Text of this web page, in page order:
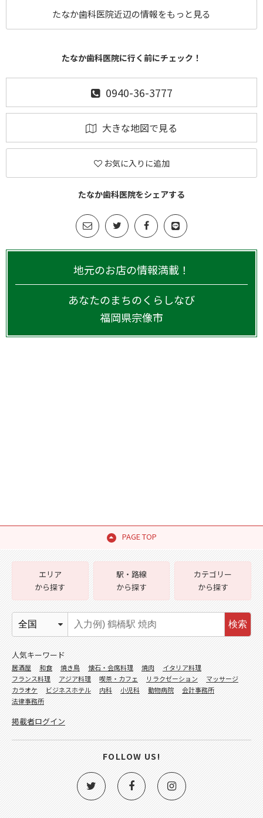
たなか歯科医院近辺の情報をもっと見る
たなか歯科医院に行く前にチェック！
0940-36-3777
大きな地図で見る
お気に入りに追加
たなか歯科医院をシェアする
地元のお店の情報満載！
あなたのまちのくらしなび
福岡県宗像市
PAGE TOP
エリア
から探す
駅・路線
から探す
カテゴリー
から探す
検索
人気キーワード
居酒屋 和食 焼き鳥 懐石・会席料理 焼肉
イタリア料理
フランス料理
アジア料理 喫茶・カフェ リラクゼーション
マッサージ
カラオケ
ビジネスホテル 内科 小児科 動物病院
会計事務所
法律事務所
掲載者ログイン
FOLLOW US!